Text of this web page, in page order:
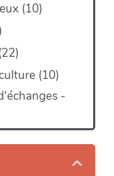
(10)
22)
(10)
-